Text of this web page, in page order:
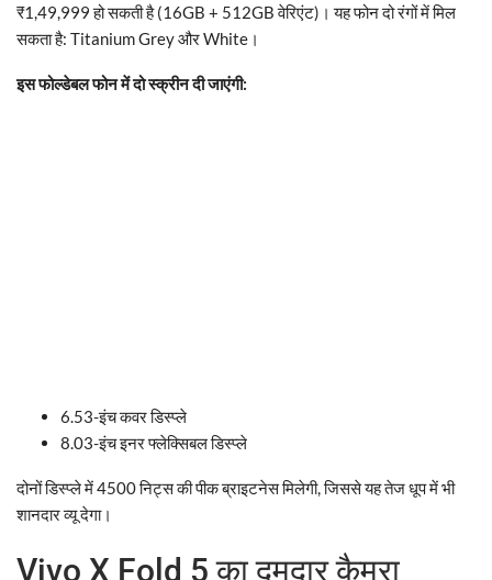
₹1,49,999 हो सकती है (16GB + 512GB वेरिएंट)। यह फोन दो रंगों में मिल
सकता है: Titanium Grey और White।
इस फोल्डेबल फोन में दो स्क्रीन दी जाएंगी:
6.53-इंच कवर डिस्प्ले
8.03-इंच इनर फ्लेक्सिबल डिस्प्ले
दोनों डिस्प्ले में 4500 निट्स की पीक ब्राइटनेस मिलेगी, जिससे यह तेज धूप में भी
शानदार व्यू देगा।
Vivo X Fold 5 का दमदार कैमरा